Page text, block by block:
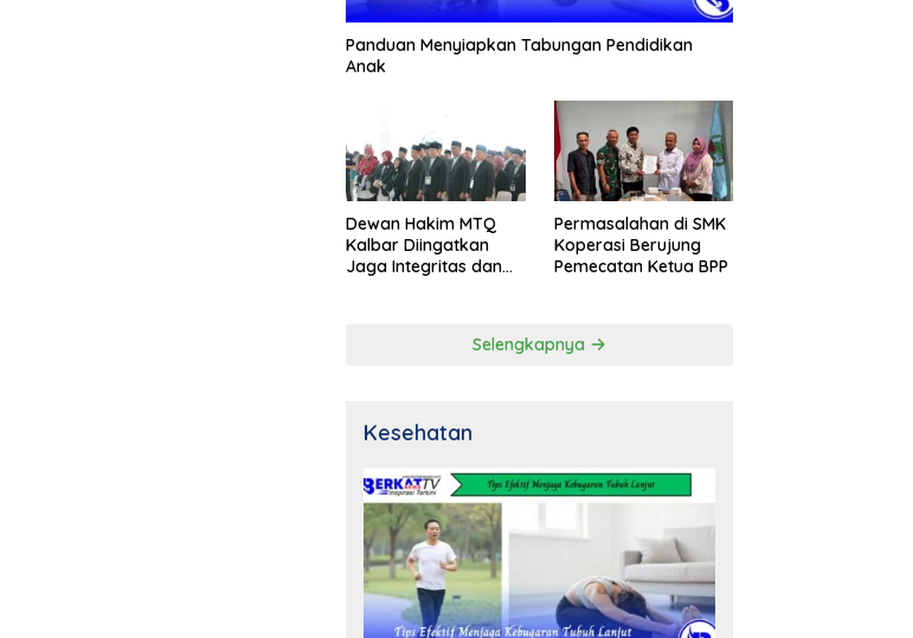
Panduan Menyiapkan Tabungan Pendidikan
Anak
Dewan Hakim MTQ
Kalbar Diingatkan
Jaga Integritas dan
Permasalahan di SMK
Koperasi Berujung
Pemecatan Ketua BPP
Selengkapnya
Kesehatan